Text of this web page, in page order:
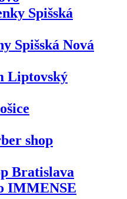
Spišská
Spišská Nová
Liptovský
shop
Bratislava
IMMENSE